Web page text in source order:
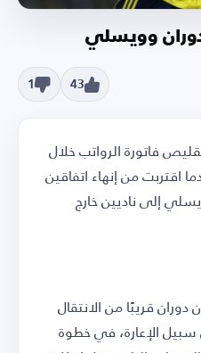
وويسلي
43
1
فاتورة الرواتب خلال
اقتربت من إنهاء اتفاقين
إلى ناديين خارج
قريبًا من الانتقال
الإعارة، في خطوة